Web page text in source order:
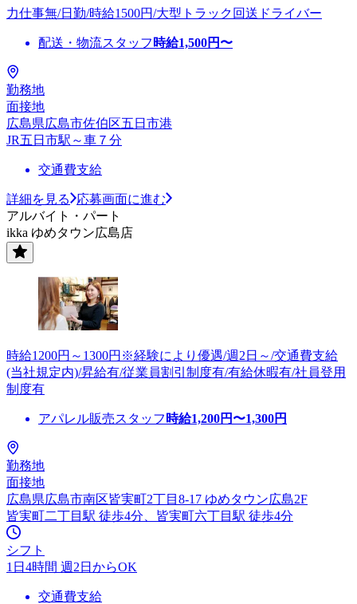
力仕事無/日勤/時給1500円/大型トラック回送ドライバー
配送・物流スタッフ 時給1,500円〜
勤務地
面接地
広島県広島市佐伯区五日市港
JR五日市駅～車７分
交通費支給
詳細を見る
応募画面に進む
アルバイト・パート
ikka ゆめタウン広島店
時給1200円～1300円※経験により優遇/週2日～/交通費支給
(当社規定内)/昇給有/従業員割引制度有/有給休暇有/社員登用
制度有
アパレル販売スタッフ 時給1,200円〜1,300円
勤務地
面接地
広島県広島市南区皆実町2丁目8-17 ゆめタウン広島2F
皆実町二丁目駅 徒歩4分、皆実町六丁目駅 徒歩4分
シフト
1日4時間 週2日からOK
交通費支給